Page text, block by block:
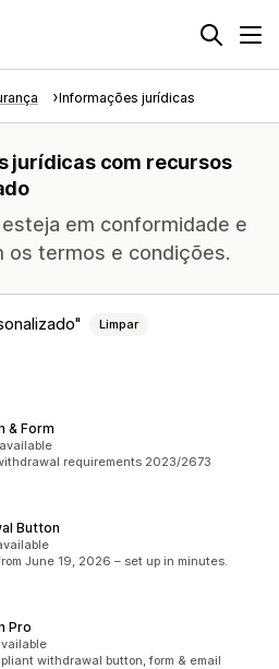
Informações jurídicas
jurídicas com recursos
em conformidade e
os termos e condições.
Limpar
& Form
requirements 2023/2673
Button
June 19, 2026 – set up in minutes.
Pro
withdrawal button, form & email